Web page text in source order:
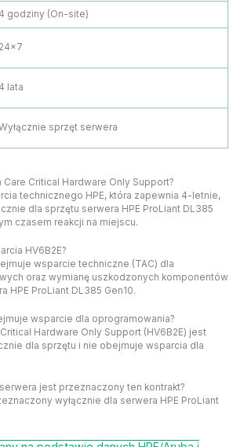
4 godziny (On-site)
24×7
4 lata
sprzęt serwera
Care Critical Hardware Only Support?
technicznego HPE, która zapewnia 4-letnie,
dla sprzętu serwera HPE ProLiant DL385
czasem reakcji na miejscu.
HV6B2E?
wsparcie techniczne (TAC) dla
oraz wymianę uszkodzonych komponentów
HPE ProLiant DL385 Gen10.
wsparcie dla oprogramowania?
Hardware Only Support (HV6B2E) jest
dla sprzętu i nie obejmuje wsparcia dla
jest przeznaczony ten kontrakt?
wyłącznie dla serwera HPE ProLiant